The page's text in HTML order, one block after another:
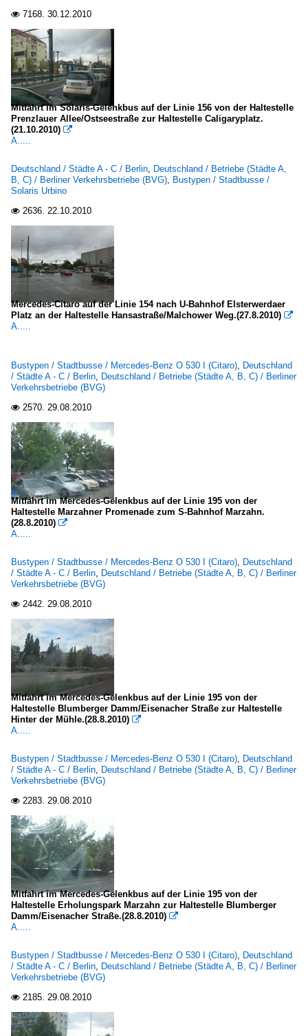
 7168. 30.12.2010
Mitfahrt im Solaris-Gelenkbus auf der Linie 156 von der Haltestelle
Prenzlauer Allee/Ostseestraße zur Haltestelle Caligaryplatz.
(21.10.2010) 
A.....
Deutschland / Städte A - C / Berlin, Deutschland / Betriebe (Städte A,
B, C) / Berliner Verkehrsbetriebe (BVG), Bustypen / Stadtbusse /
Solaris Urbino
 2636. 22.10.2010
Mercedes-Citaro auf der Linie 154 nach U-Bahnhof Elsterwerdaer
Platz an der Haltestelle Hansastraße/Malchower Weg.(27.8.2010) 
A.....
Bustypen / Stadtbusse / Mercedes-Benz O 530 I (Citaro), Deutschland
/ Städte A - C / Berlin, Deutschland / Betriebe (Städte A, B, C) / Berliner
Verkehrsbetriebe (BVG)
 2570. 29.08.2010
Mitfahrt im Mercedes-Gelenkbus auf der Linie 195 von der
Haltestelle Marzahner Promenade zum S-Bahnhof Marzahn.
(28.8.2010) 
A.....
Bustypen / Stadtbusse / Mercedes-Benz O 530 I (Citaro), Deutschland
/ Städte A - C / Berlin, Deutschland / Betriebe (Städte A, B, C) / Berliner
Verkehrsbetriebe (BVG)
 2442. 29.08.2010
Mitfahrt im Mercedes-Gelenkbus auf der Linie 195 von der
Haltestelle Blumberger Damm/Eisenacher Straße zur Haltestelle
Hinter der Mühle.(28.8.2010) 
A.....
Bustypen / Stadtbusse / Mercedes-Benz O 530 I (Citaro), Deutschland
/ Städte A - C / Berlin, Deutschland / Betriebe (Städte A, B, C) / Berliner
Verkehrsbetriebe (BVG)
 2283. 29.08.2010
Mitfahrt im Mercedes-Gelenkbus auf der Linie 195 von der
Haltestelle Erholungspark Marzahn zur Haltestelle Blumberger
Damm/Eisenacher Straße.(28.8.2010) 
A.....
Bustypen / Stadtbusse / Mercedes-Benz O 530 I (Citaro), Deutschland
/ Städte A - C / Berlin, Deutschland / Betriebe (Städte A, B, C) / Berliner
Verkehrsbetriebe (BVG)
 2185. 29.08.2010